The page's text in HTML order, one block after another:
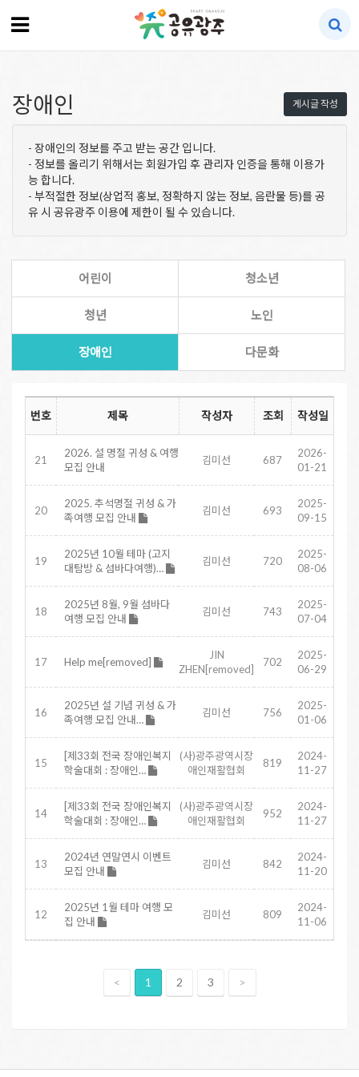
게시글 작성
장애인
- 장애인의 정보를 주고 받는 공간 입니다.
- 정보를 올리기 위해서는 회원가입 후 관리자 인증을 통해 이용가
능 합니다.
- 부적절한 정보(상업적 홍보, 정확하지 않는 정보, 음란물 등)를 공
유 시 공유광주 이용에 제한이 될 수 있습니다.
어린이 청소년
청년 노인
장애인 다문화
번호 제목 작성자 조회 작성일
21
2026. 설 명절 귀성 & 여행
모집 안내
김미선 687
2026-
01-21
20
2025. 추석명절 귀성 & 가
족여행 모집 안내
김미선 693
2025-
09-15
19
2025년 10월 테마 (고지
대탐방 & 섬바다여행)…
김미선 720
2025-
08-06
18
2025년 8월, 9월 섬바다
여행 모집 안내
김미선 743
2025-
07-04
17 Help me[removed]
JIN
ZHEN[removed]
702
2025-
06-29
16
2025년 설 기념 귀성 & 가
족여행 모집 안내…
김미선 756
2025-
01-06
15
[제33회 전국 장애인복지
학술대회 : 장애인…
(사)광주광역시장
애인재활협회
819
2024-
11-27
14
[제33회 전국 장애인복지
학술대회 : 장애인…
(사)광주광역시장
애인재활협회
952
2024-
11-27
13
2024년 연말연시 이벤트
모집 안내
김미선 842
2024-
11-20
12
2025년 1월 테마 여행 모
집 안내
김미선 809
2024-
11-06
< 1 2 3 >